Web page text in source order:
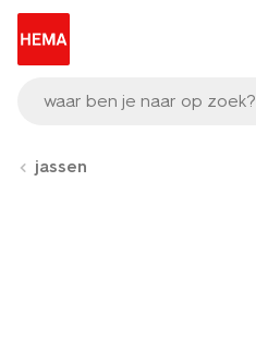
waar ben je naar op zoek?
jassen